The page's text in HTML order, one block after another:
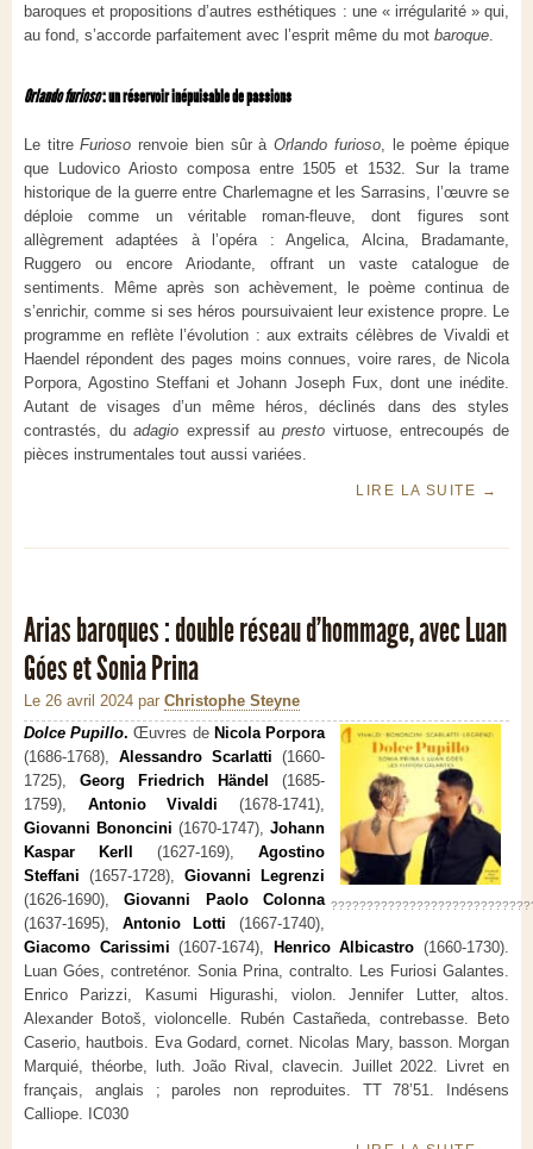
baroques et propositions d’autres esthétiques : une « irrégularité » qui,
au fond, s’accorde parfaitement avec l’esprit même du mot baroque.
Orlando furioso: un réservoir inépuisable de passions
Le titreFurioso renvoie bien sûr àOrlando furioso, le poème épique
que Ludovico Ariosto composa entre 1505 et 1532. Sur la trame
historique de la guerre entre Charlemagne et les Sarrasins, l’œuvre se
déploie comme un véritable roman‑fleuve, dont figures sont
allègrement adaptées à l’opéra : Angelica, Alcina, Bradamante,
Ruggero ou encore Ariodante, offrant un vaste catalogue de
sentiments. Même après son achèvement, le poème continua de
s’enrichir, comme si ses héros poursuivaient leur existence propre. Le
programme en reflète l’évolution : aux extraits célèbres de Vivaldi et
Haendel répondent des pages moins connues, voire rares, de Nicola
Porpora, Agostino Steffani et Johann Joseph Fux, dont une inédite.
Autant de visages d’un même héros, déclinés dans des styles
contrastés, duadagio expressif aupresto virtuose, entrecoupés de
pièces instrumentales tout aussi variées.
LIRE LA SUITE →
Arias baroques : double réseau d’hommage, avec Luan
Góes et Sonia Prina
Le 26 avril 2024 par Christophe Steyne
Dolce Pupillo.Œuvres deNicola Porpora
(1686-1768), Alessandro Scarlatti (1660-
1725), Georg Friedrich Händel
(1685-
1759), Antonio Vivaldi (1678-1741),
Giovanni Bononcini (1670-1747), Johann
Kaspar Kerll
(1627-169), Agostino
Steffani (1657-1728), Giovanni Legrenzi
(1626-1690),Giovanni Paolo Colonna
(1637-1695), Antonio Lotti (1667-1740),
Giacomo Carissimi (1607-1674), Henrico Albicastro (1660-1730).
Luan Góes, contreténor. Sonia Prina, contralto. Les Furiosi Galantes.
Enrico Parizzi, Kasumi Higurashi, violon. Jennifer Lutter, altos.
Alexander Botoš, violoncelle. Rubén Castañeda, contrebasse. Beto
Caserio, hautbois. Eva Godard, cornet. Nicolas Mary, basson. Morgan
Marquié, théorbe, luth. João Rival, clavecin. Juillet 2022. Livret en
français, anglais ; paroles non reproduites. TT 78’51. Indésens
Calliope. IC030